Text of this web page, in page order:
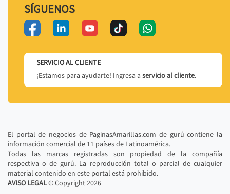
SÍGUENOS
SERVICIO AL CLIENTE
¡Estamos para ayudarte! Ingresa a servicio al cliente.
El portal de negocios de PaginasAmarillas.com de gurú contiene la
información comercial de 11 países de Latinoamérica.
Todas las marcas registradas son propiedad de la compañía
respectiva o de gurú. La reproducción total o parcial de cualquier
material contenido en este portal está prohibido.
AVISO LEGAL© Copyright2026